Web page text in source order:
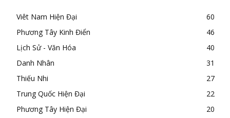
Viêt Nam Hiện Đại
60
Phương Tây Kinh Điển
46
Lịch Sử - Văn Hóa
40
Danh Nhân
31
Thiếu Nhi
27
Trung Quốc Hiện Đại
22
Phương Tây Hiện Đại
20